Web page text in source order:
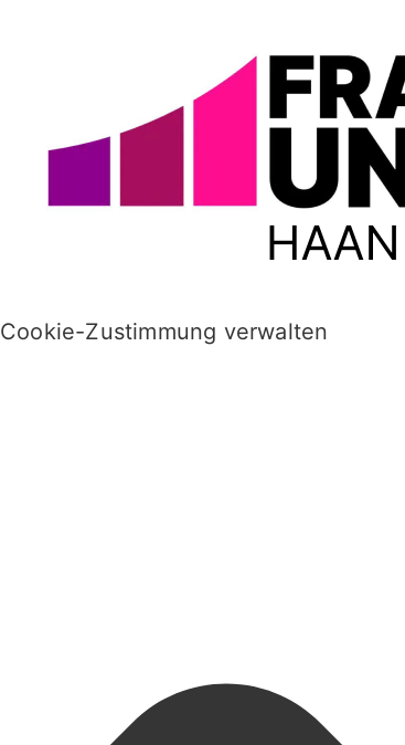
Cookie-Zustimmung verwalten